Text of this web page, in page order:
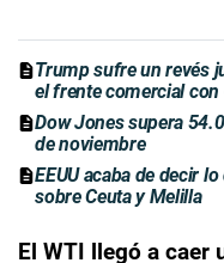
Trump sufre un revés
el frente comercial con
Dow Jones supera
de noviembre
EEUU acaba de decir
sobre Ceuta y Melilla
El WTI llegó a caer